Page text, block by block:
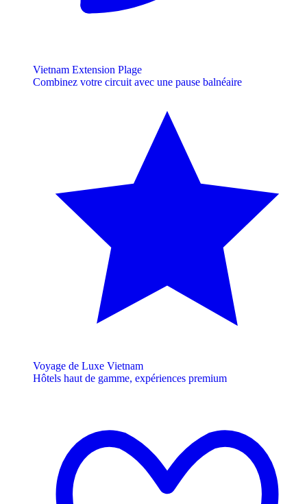
Vietnam Extension Plage
Combinez votre circuit avec une pause balnéaire
Voyage de Luxe Vietnam
Hôtels haut de gamme, expériences premium